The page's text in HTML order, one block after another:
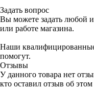
Задать вопрос
Вы можете задать любой
или работе магазина.
Наши
помогут.
Отзывы
У данного товара нет
кто оставил отзыв об этом